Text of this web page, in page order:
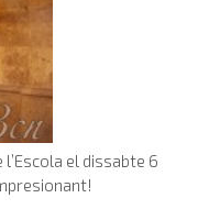
el dissabte 6